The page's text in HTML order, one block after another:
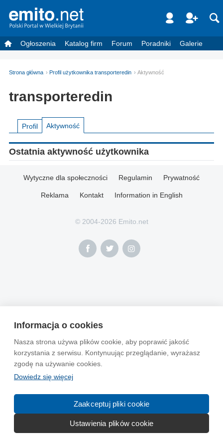
Informacja o cookies
Nasza strona używa plików cookie, aby poprawić jakość
korzystania z serwisu. Kontynuując przeglądanie, wyrażasz
zgodę na używanie cookies.
Dowiedz się więcej
Zaakceptuj pliki cookie
Ustawienia plików cookie
Ogłoszenia Katalog firm Forum Poradniki Galerie
Strona główna Profil użytkownika transporteredin Aktywność
transporteredin
Profil Aktywność
Ostatnia aktywność użytkownika
Wytyczne dla społeczności Regulamin Prywatność
Reklama Kontakt Information in English
© 2004-2026 Emito.net